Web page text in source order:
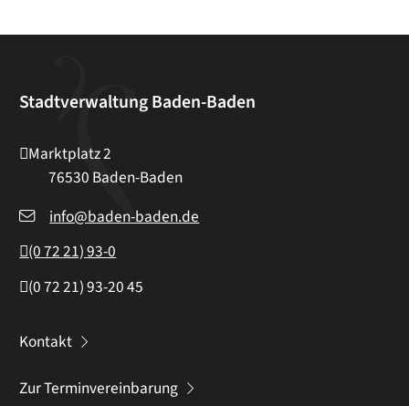
Stadtverwaltung Baden-Baden
Marktplatz 2
76530 Baden-Baden
info@baden-baden.de
(07221) 93-0
(07221) 93-2045
Kontakt
Zur Terminvereinbarung